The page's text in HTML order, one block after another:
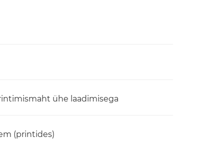
ühe laadimisega
(printides)